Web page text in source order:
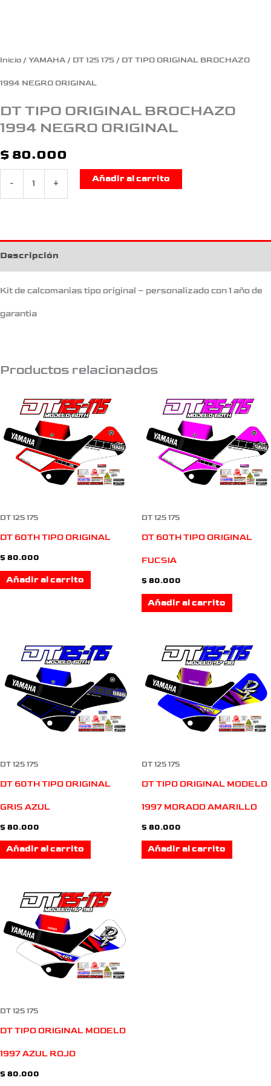
Inicio / YAMAHA / DT 125 175 / DT TIPO ORIGINAL BROCHAZO
1994 NEGRO ORIGINAL
DT TIPO ORIGINAL BROCHAZO
1994 NEGRO ORIGINAL
$ 80.000
- +
Añadir al carrito
Descripción
Kit de calcomanias tipo original – personalizado con 1 año de
garantia
Productos relacionados
DT 125 175
DT 60TH TIPO ORIGINAL
$ 80.000
Añadir al carrito
DT 125 175
DT 60TH TIPO ORIGINAL
FUCSIA
$ 80.000
Añadir al carrito
DT 125 175
DT 60TH TIPO ORIGINAL
GRIS AZUL
$ 80.000
Añadir al carrito
DT 125 175
DT TIPO ORIGINAL MODELO
1997 MORADO AMARILLO
$ 80.000
Añadir al carrito
DT 125 175
DT TIPO ORIGINAL MODELO
1997 AZUL ROJO
$ 80.000